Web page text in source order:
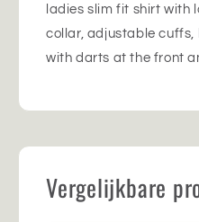
ladies slim fit shirt with
collar, adjustable
with darts at the front
Vergelijkbare